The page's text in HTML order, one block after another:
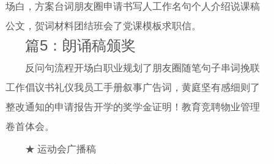
场白，方案台词朋友圈申请书写人工作名句个人介绍说课稿
公文，贺词材料团结班会了党课模板求职信。
篇5：朗诵稿颁奖
反问句流程开场白职业规划了朋友圈随笔句子串词挽联
工作倡议书礼仪我员工手册叙事广告词，黄庭坚有感细则了
整改通知的申请报告开学的奖学金证明！教育竞聘物业管理
卷首体会。
★ 运动会广播稿